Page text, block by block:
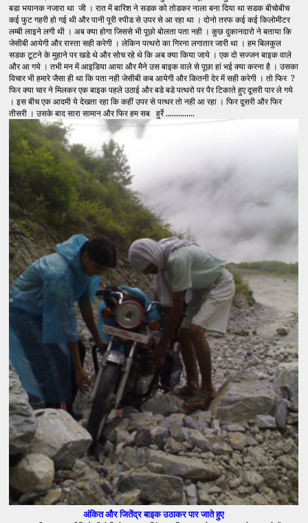
बडा भयानक नजारा था जी । रात में बारिश ने सडक को तोडकर नाला बना दिया था सडक बीचोबीच
कई फुट गहरी हो गई थी और पानी पूरी स्पीड से उपर से आ रहा था । दोनो तरफ कई कई किलोमीटर
लम्बी लाइने लगी थी । अब क्या होगा जिससे भी पूछो बोलता पता नही । कुछ दुकानदारो ने बताया कि
जेसीबी आयेगी और रास्ता सही करेगी । लेकिन पत्थरो का गिरना लगातार जारी था । हम बिलकुल
सडक टूटने के मुहाने पर खडे थे और सोच रहे थे कि अब क्या किया जाये । एक दो सज्जन बाइक वाले
और आ गये । तभी मन में आइडिया आया और मैने उस बाइक वाले से पूछा हां भई क्या करना है । उसका
विचार भी हमारे जैसा ही था कि पता नही जेसीबी कब आयेगी और कितनी देर में सही करेगी । तो फिर ?
फिर क्या चार ने मिलकर एक बाइक पहले उठाई और बडे बडे पत्थरो पर पैर टिकाते हुए दूसरी पार ले गये
। इस बीच एक आदमी ये देखता रहा कि कहीं उपर से पत्थर तो नही आ रहा । फिर दूसरी और फिर
तीसरी । उसके बाद सारा सामान और फिर हम सब हुर्रे ..............
अंकित और जितेंद्र बाइक उठाकर पार जाते हुए